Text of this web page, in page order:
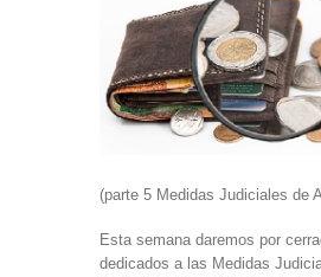
(parte 5 Medidas Judiciales de
Esta semana daremos por
dedicados a las Medidas